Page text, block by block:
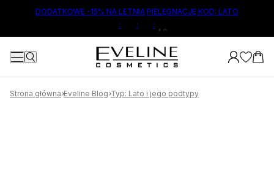
TREŚCI
DODATKOWE -15% NA LETNIĄ PIELĘGNACJĘ KOD: LATO
:
:
:
Strona główna Eveline Blog Typ: Lato i jego podtypy